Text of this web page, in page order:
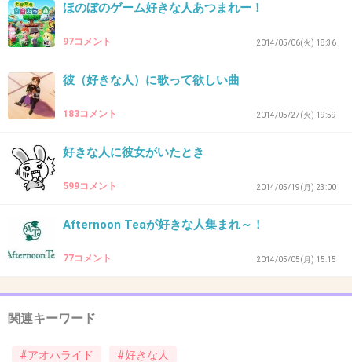
実写化はまじでないww
42. 匿名2014/07/06(日) 14:40:29
一応、出てるとこまで読んだけどあれだね、ありきたりだよね笑
唯一漫画の実写化でよかったのは花男だけだろ
うと思う。まぁアオハライドは嫌いじゃない
ほのぼのゲーム好きな人あつまれー！
97コメント 2014/05/06(火) 18:36
彼（好きな人）に歌って欲しい曲
183コメント 2014/05/27(火) 19:59
好きな人に彼女がいたとき
599コメント 2014/05/19(月) 23:00
Afternoon Teaが好きな人集まれ～！
77コメント 2014/05/05(月) 15:15
関連キーワード
#アオハライド #好きな人